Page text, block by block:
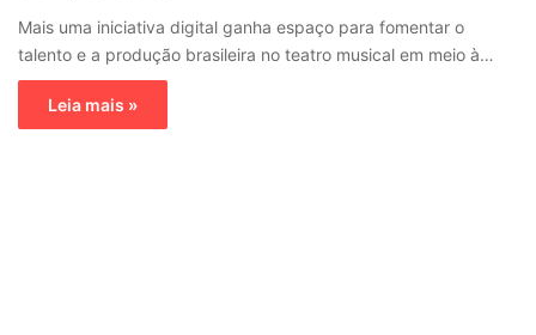
Mais uma iniciativa digital ganha espaço para fomentar o
talento e a produção brasileira no teatro musical em meio à…
Leia mais »